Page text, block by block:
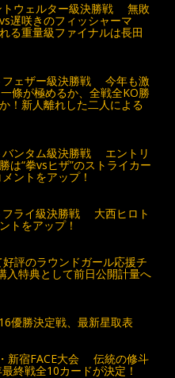
トウェルター級決勝戦 無敗
遅咲きのフィッシャーマ
る重量級ファイナルは長田
フェザー級決勝戦 今年も激
條が極めるか、全戦全KO勝
！新人離れした二人による
バンタム級決勝戦 エントリ
は“拳vsヒザ”のストライカー
ントをアップ！
フライ級決勝戦 大西ヒロト
トをアップ！
評のラウンドガール応援チ
特典として前日公開計量へ
優勝決定戦、最新星取表
新宿FACE大会 伝統の修斗
終戦全10カードが決定！